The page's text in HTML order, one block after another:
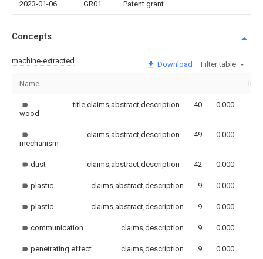
2023-01-06 GR01 Patent grant
Concepts
machine-extracted Download Filter table
Name
wood
title,claims,abstract,description 40 0.000
mechanism
claims,abstract,description 49 0.000
dust claims,abstract,description 42 0.000
plastic claims,abstract,description 9 0.000
plastic claims,abstract,description 9 0.000
communication claims,description 9 0.000
penetrating effect claims,description 9 0.000